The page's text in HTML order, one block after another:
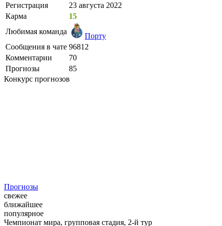
Регистрация
23 августа 2022
Карма
15
Любимая команда
Порту
Сообщения в чате 96812
Комментарии
70
Прогнозы
85
Конкурс прогнозов
Прогнозы
свежее
ближайшее
популярное
Чемпионат мира, групповая стадия, 2-й тур